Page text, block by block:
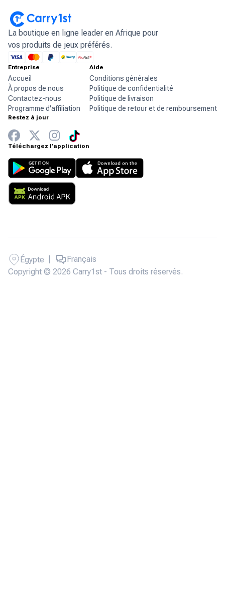
La boutique en ligne leader en Afrique pour
vos produits de jeux préférés.
Entreprise
Accueil
À propos de nous
Contactez-nous
Programme d'affiliation
Aide
Conditions générales
Politique de confidentialité
Politique de livraison
Politique de retour et de remboursement
Restez à jour
Téléchargez l'application
Copyright © 2026 Carry1st - Tous droits réservés.
Égypte Français